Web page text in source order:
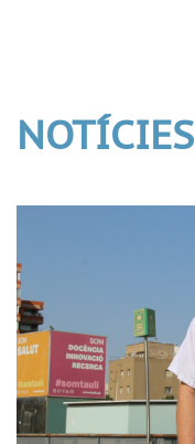
NOTÍCIES